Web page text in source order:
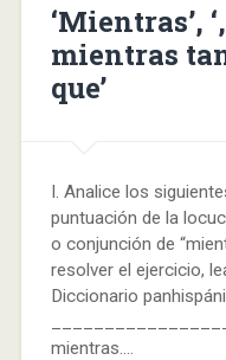
‘Mientras’,
mientras
que’
I. Analice los
puntuación de la
o conjunción de
resolver el ejercicio,
Diccionario
mientras….